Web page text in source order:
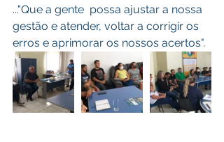
..."Que a gente  possa ajustar a nossa
gestão e atender, voltar a corrigir os
erros e aprimorar os nossos acertos".